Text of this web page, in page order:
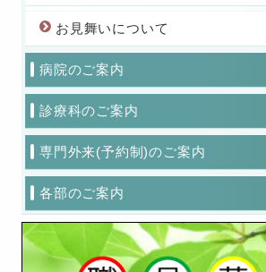
お見舞いについて
病院のご案内
診療科のご案内
専門外来(予約制)のご案内
各部のご案内